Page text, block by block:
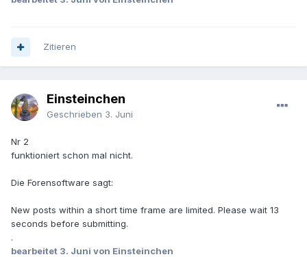
Zitieren
Einsteinchen
Geschrieben 3. Juni
Nr 2
funktioniert schon mal nicht.
Die Forensoftware sagt:
New posts within a short time frame are limited. Please wait 13
seconds before submitting.
.
bearbeitet 3. Juni von Einsteinchen